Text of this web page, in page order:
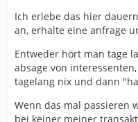
Ich erlebe das hier
an, erhalte eine anfrage
Entweder hört man tage
absage von
tagelang nix und dann
Wenn das mal passieren
bei keiner meiner